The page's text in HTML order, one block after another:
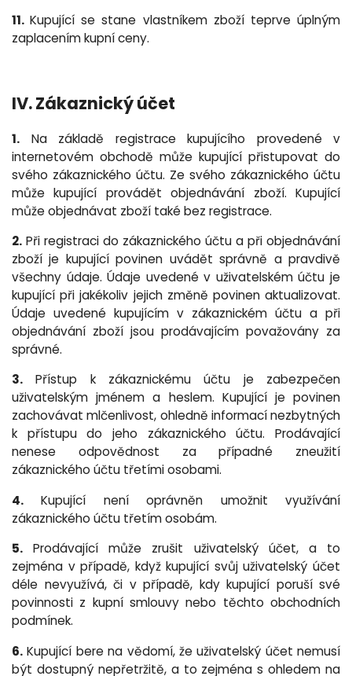
11.Kupující se stane vlastníkem zboží teprve úplným
zaplacením kupní ceny.
IV. Zákaznický účet
1. Na základě registrace kupujícího provedené v
internetovém obchodě může kupující přistupovat do
svého zákaznického účtu. Ze svého zákaznického účtu
může kupující provádět objednávání zboží. Kupující
může objednávat zboží také bez registrace.
2. Při registraci do zákaznického účtu a při objednávání
zboží je kupující povinen uvádět správně a pravdivě
všechny údaje. Údaje uvedené v uživatelském účtu je
kupující při jakékoliv jejich změně povinen aktualizovat.
Údaje uvedené kupujícím v zákaznickém účtu a při
objednávání zboží jsou prodávajícím považovány za
správné.
3. Přístup k zákaznickému účtu je zabezpečen
uživatelským jménem a heslem. Kupující je povinen
zachovávat mlčenlivost, ohledně informací nezbytných
k přístupu do jeho zákaznického účtu. Prodávající
nenese odpovědnost za případné zneužití
zákaznického účtu třetími osobami.
4. Kupující není oprávněn umožnit využívání
zákaznického účtu třetím osobám.
5. Prodávající může zrušit uživatelský účet, a to
zejména v případě, když kupující svůj uživatelský účet
déle nevyužívá, či v případě, kdy kupující poruší své
povinnosti z kupní smlouvy nebo těchto obchodních
podmínek.
6. Kupující bere na vědomí, že uživatelský účet nemusí
být dostupný nepřetržitě, a to zejména s ohledem na